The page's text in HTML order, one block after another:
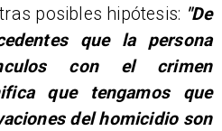
posibles hipótesis: "De
que la persona
con el crimen
que tengamos que
del homicidio son